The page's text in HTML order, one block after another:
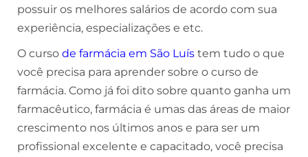
possuir os melhores salários de acordo com sua
experiência, especializações e etc.
O curso de farmácia em São Luís tem tudo o que
você precisa para aprender sobre o curso de
farmácia. Como já foi dito sobre quanto ganha um
farmacêutico, farmácia é umas das áreas de maior
crescimento nos últimos anos e para ser um
profissional excelente e capacitado, você precisa